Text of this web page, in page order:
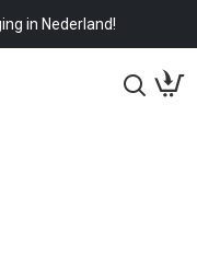
in Nederland!